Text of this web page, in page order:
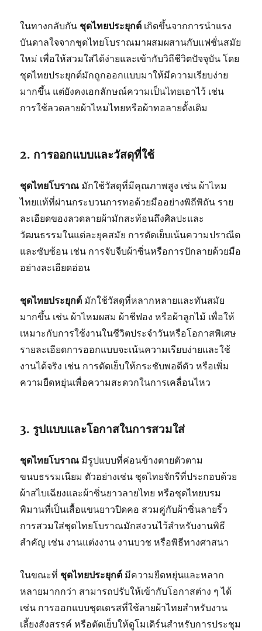
ในทางกลับกัน ชุดไทยประยุกต์ เกิดขึ้นจากการนำแรง
บันดาลใจจากชุดไทยโบราณมาผสมผสานกับแฟชั่นสมัย
ใหม่ เพื่อให้สวมใส่ได้ง่ายและเข้ากับวิถีชีวิตปัจจุบัน โดย
ชุดไทยประยุกต์มักถูกออกแบบมาให้มีความเรียบง่าย
มากขึ้น แต่ยังคงเอกลักษณ์ความเป็นไทยเอาไว้ เช่น
การใช้ลวดลายผ้าไหมไทยหรือผ้าทอลายดั้งเดิม
2. การออกแบบและวัสดุที่ใช้
ชุดไทยโบราณ มักใช้วัสดุที่มีคุณภาพสูง เช่น ผ้าไหม
ไทยแท้ที่ผ่านกระบวนการทอด้วยมืออย่างพิถีพิถัน ราย
ละเอียดของลวดลายผ้ามักสะท้อนถึงศิลปะและ
วัฒนธรรมในแต่ละยุคสมัย การตัดเย็บเน้นความปราณีต
และซับซ้อน เช่น การจับจีบผ้าซิ่นหรือการปักลายด้วยมือ
อย่างละเอียดอ่อน
ชุดไทยประยุกต์ มักใช้วัสดุที่หลากหลายและทันสมัย
มากขึ้น เช่น ผ้าไหมผสม ผ้าชีฟอง หรือผ้าลูกไม้ เพื่อให้
เหมาะกับการใช้งานในชีวิตประจำวันหรือโอกาสพิเศษ
รายละเอียดการออกแบบจะเน้นความเรียบง่ายและใช้
งานได้จริง เช่น การตัดเย็บให้กระชับพอดีตัว หรือเพิ่ม
ความยืดหยุ่นเพื่อความสะดวกในการเคลื่อนไหว
3. รูปแบบและโอกาสในการสวมใส่
ชุดไทยโบราณ มีรูปแบบที่ค่อนข้างตายตัวตาม
ขนบธรรมเนียม ตัวอย่างเช่น ชุดไทยจักรีที่ประกอบด้วย
ผ้าสไบเฉียงและผ้าซิ่นยาวลายไทย หรือชุดไทยบรม
พิมานที่เป็นเสื้อแขนยาวปิดคอ สวมคู่กับผ้าซิ่นลายริ้ว
การสวมใส่ชุดไทยโบราณมักสงวนไว้สำหรับงานพิธี
สำคัญ เช่น งานแต่งงาน งานบวช หรือพิธีทางศาสนา
ในขณะที่ ชุดไทยประยุกต์ มีความยืดหยุ่นและหลาก
หลายมากกว่า สามารถปรับให้เข้ากับโอกาสต่าง ๆ ได้
เช่น การออกแบบชุดเดรสที่ใช้ลายผ้าไทยสำหรับงาน
เลี้ยงสังสรรค์ หรือตัดเย็บให้ดูโมเดิร์นสำหรับการประชุม